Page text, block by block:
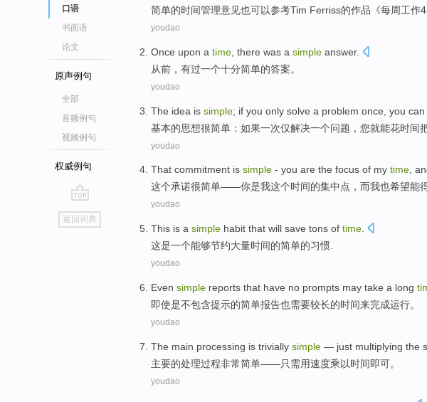
口语
书面语
论文
原声例句
全部
音频例句
视频例句
权威例句
go
top
返回词典
简单的时间管理意见也可以参考Tim Ferriss的作品《每周工作4
youdao
Once upon a time there was a simple answer.
从前 ， 有过一个十分简单的答案。
youdao
The idea is simple; if you only solve a problem once you can
基本的思想很简单 ： 如果一次仅解决一个问题 ， 您就能花时间
youdao
That commitment is simple - you are the focus of my time,
这个承诺很简单——你是我这个时间的集中点 ， 而我也希望能
youdao
This is a simple habit that will save tons of time
这是一个能够节约大量时间的简单的习惯
youdao
Even simple reports that have no prompts may take a long
即使是不包含提示的简单报告也需要较长的时间来完成运行。
youdao
The main processing is trivially simple — just multiplying the
主要的处理过程非常简单——只需用速度乘以时间即可。
youdao